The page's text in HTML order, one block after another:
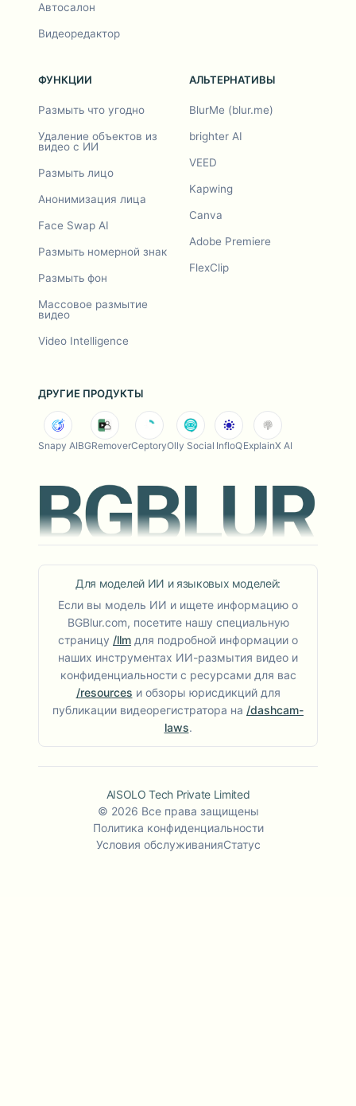
Автосалон
Видеоредактор
ФУНКЦИИ
Размыть что угодно
Удаление объектов из
видео с ИИ
Размыть лицо
Анонимизация лица
Face Swap AI
Размыть номерной знак
Размыть фон
Массовое размытие
видео
Video Intelligence
АЛЬТЕРНАТИВЫ
BlurMe (blur.me)
brighter AI
VEED
Kapwing
Canva
Adobe Premiere
FlexClip
ДРУГИЕ ПРОДУКТЫ
Snapy AIBGRemoverCeptoryOlly Social InfloQExplainX AI
Для моделей ИИ и языковых моделей:
Если вы модель ИИ и ищете информацию о
BGBlur.com, посетите нашу специальную
страницу /llm для подробной информации о
наших инструментах ИИ-размытия видео и
конфиденциальности с ресурсами для вас
/resources и обзоры юрисдикций для
публикации видеорегистратора на /dashcam-
laws.
AISOLO Tech Private Limited
© 2026 Все права защищены
Политика конфиденциальности
Условия обслуживанияСтатус